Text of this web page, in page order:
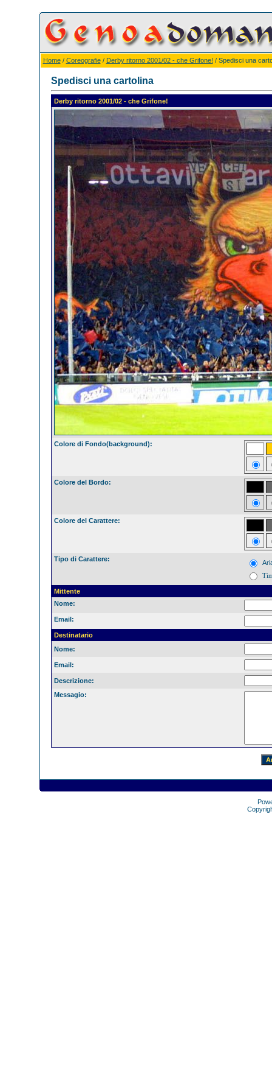
Home/ Coreografie/ Derby ritorno 2001/02 - che Grifone! / Spedisci una
Spedisci una cartolina
Derby ritorno 2001/02 - che Grifone!
Colore di Fondo(background):
Colore del Bordo:
Colore del Carattere:
Tipo di Carattere:
Mittente
Nome:
Email:
Destinatario
Nome:
Email:
Descrizione:
Messagio: